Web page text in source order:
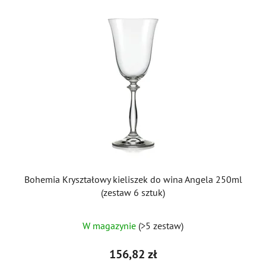
Bohemia Kryształowy kieliszek do wina Angela 250ml
(zestaw 6 sztuk)
W magazynie (>5 zestaw)
156,82 zł